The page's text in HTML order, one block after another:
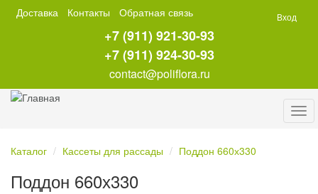
Перейти
Доставка Контакты Обратная связь
+7 (911) 921-30-93
+7 (911) 924-30-93
contact@poliflora.ru
Вход
Каталог
Кассеты для рассады Поддон 660х330
Поддон 660х330